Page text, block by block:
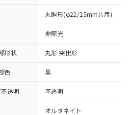
丸胴形(φ22/25mm共用)
非照光
形状 丸形 突出形
色 黒
透明 不透明
オルタネイト